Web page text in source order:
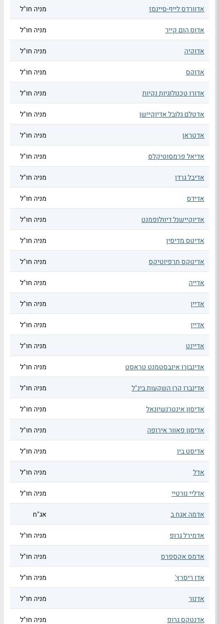
אדוורדס לייף-סיינסז מניה חו"ל
אדוס הום קייר מניה חו"ל
אדוקיה מניה חו"ל
אדוקס מניה חו"ל
אדורו טכנולוגיות נקיות מניה חו"ל
אדטלם גלובל אדיוקיישן מניה חו"ל
אדטראן מניה חו"ל
אדיאל פרמסוטיקלס מניה חו"ל
אדיבל גרדן מניה חו"ל
אדידס מניה חו"ל
אדיוקיישנל דיוולופמנט מניה חו"ל
אדיטס מדיסין מניה חו"ל
אדיטקס תרפיוטיקס מניה חו"ל
אדייה מניה חו"ל
אדיין מניה חו"ל
אדיין מניה חו"ל
אדיינט מניה חו"ל
אדינבורו אינבסטמנט טראסט מניה חו"ל
אדינברו קרן השקעות בינ"ל מניה חו"ל
אדיסון אינטרנשיונאל מניה חו"ל
אדיסון פאוור אירופה מניה חו"ל
אדיסט ביו מניה חו"ל
אדל מניה חו"ל
אדליי נורטיי מניה חו"ל
אדמה אגח ב אג"ח
אדמירל גרופ מניה חו"ל
אדמס אקספרס מניה חו"ל
אדן ריסרץ' מניה חו"ל
אדנור מניה חו"ל
אדנטקס גרופ מניה חו"ל